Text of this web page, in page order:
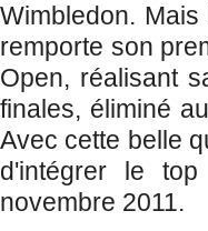
Wimbledon.
remporte son
Open, réalisant
finales, éliminé
Avec cette belle
d'intégrer le
novembre 2011.